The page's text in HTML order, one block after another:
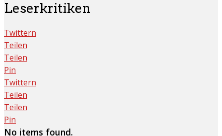
Leserkritiken
Twittern
Teilen
Teilen
Pin
Twittern
Teilen
Teilen
Pin
No items found.